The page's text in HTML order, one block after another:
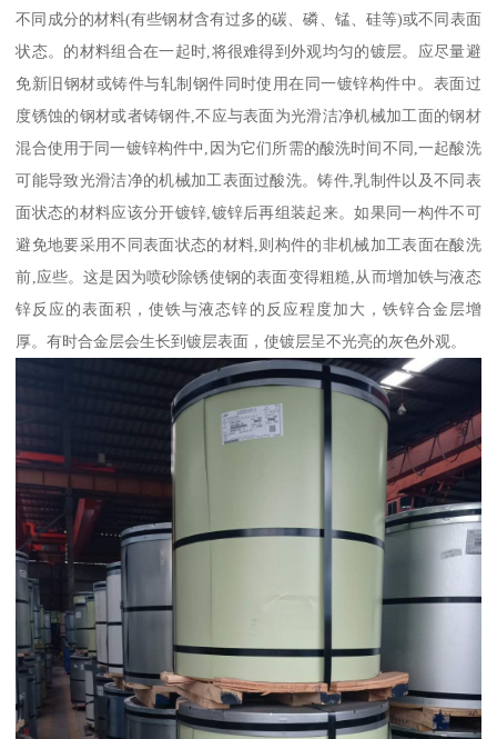
不同成分的材料(有些钢材含有过多的碳、磷、锰、硅等)或不同表面
状态。的材料组合在一起时,将很难得到外观均匀的镀层。应尽量避
免新旧钢材或铸件与轧制钢件同时使用在同一镀锌构件中。表面过
度锈蚀的钢材或者铸钢件,不应与表面为光滑洁净机械加工面的钢材
混合使用于同一镀锌构件中,因为它们所需的酸洗时间不同,一起酸洗
可能导致光滑洁净的机械加工表面过酸洗。铸件,乳制件以及不同表
面状态的材料应该分开镀锌,镀锌后再组装起来。如果同一构件不可
避免地要采用不同表面状态的材料,则构件的非机械加工表面在酸洗
前,应些。这是因为喷砂除锈使钢的表面变得粗糙,从而增加铁与液态
锌反应的表面积，使铁与液态锌的反应程度加大，铁锌合金层增
厚。有时合金层会生长到镀层表面，使镀层呈不光亮的灰色外观。